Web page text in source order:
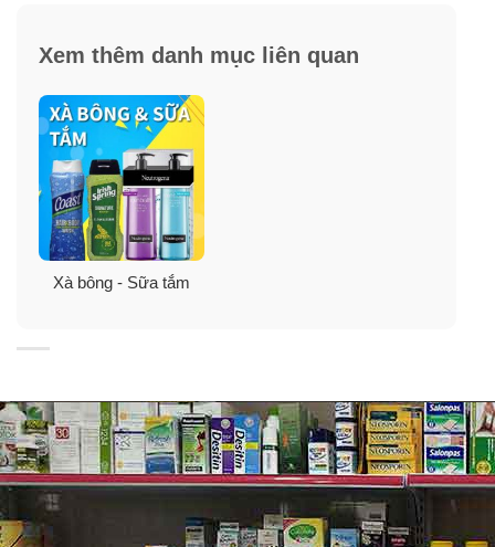
dưỡng và cảm giác thư thái sau mỗi lần tắm.
✓ Sản phẩm sữa tắm chăm sóc cơ thể cho khả năng
giữ ẩm cho body, làm mềm mịn da toàn thân. Trong
thành phần của sữa tắm này gồm nhiều dầu dưỡng đặc
biệt là dầu dừa cho làn da luôn ẩm và mềm mại.
✓ Hơn nữa sản phẩm còn cho khả năng tạo bọt tốt để
giúp tinh chất sữa tắm ngấm sâu vào da và làm sạch
các lỗ chân lông cũng như bụi bẩn.
✓ Kết cấu của sản phẩm dạng gel nên khi lên da không
làm sạch cơ thể. Bảng thành phần của sữa tắm này
tổng thể đều rất an toàn cho da, thích hợp cho mọi loại
da, không gây kích ứng. Sữa tắm này có mùi hương
thơm nhẹ của dừa đặc biệt dành cho các tín đồ của
dừa.
Xem thêm danh mục liên quan
Xà bông - Sữa tắm